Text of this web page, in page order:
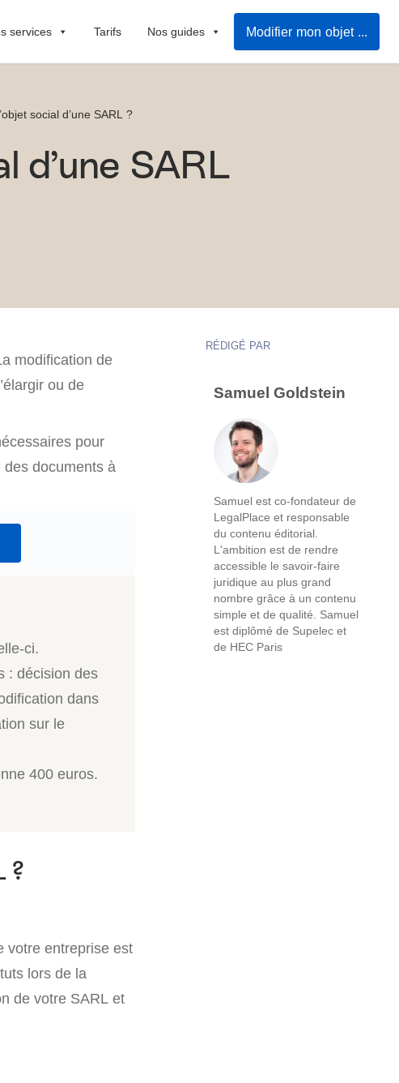
services Tarifs Nos guides Modifier mon objet social
social d’une SARL ?
d’une SARL
modification de
ou de
pour
des documents à
ci.
: décision des
dans
sur le
400 euros.
?
votre entreprise est
lors de la
de votre SARL et
RÉDIGÉ PAR
Samuel Goldstein
Samuel est co-fondateur de
LegalPlace et responsable
du contenu éditorial.
L'ambition est de rendre
accessible le savoir-faire
juridique au plus grand
nombre grâce à un contenu
simple et de qualité. Samuel
est diplômé de Supelec et
de HEC Paris